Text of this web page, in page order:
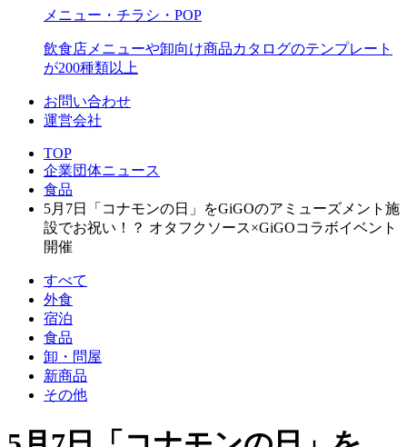
メニュー・チラシ・POP
飲食店メニューや卸向け商品カタログのテンプレート
が200種類以上
お問い合わせ
運営会社
TOP
企業団体ニュース
食品
5月7日「コナモンの日」をGiGOのアミューズメント施
設でお祝い！？ オタフクソース×GiGOコラボイベント
開催
すべて
外食
宿泊
食品
卸・問屋
新商品
その他